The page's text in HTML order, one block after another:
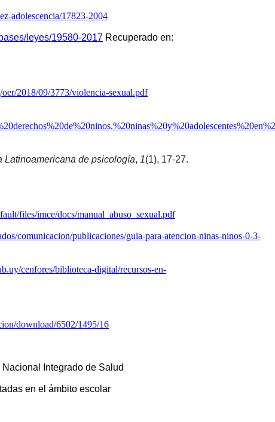
adolescencia/17823-2004
leyes/19580-2017
2018/09/3773/violencia-sexual.pdf
Latinoamericana de psicología, 1
files/imce/docs/manual_abuso_sexual.pdf
comunicacion/publicaciones/guia-para-atencion-ninas-ninos-0-3-
cenfores/biblioteca-digital/recursos-en-
download/6502/1495/16
Integrado de Salud
en el ámbito escolar